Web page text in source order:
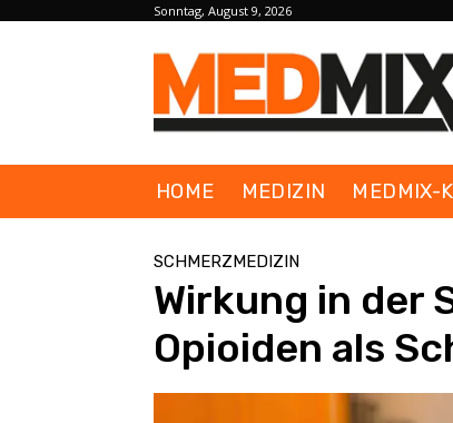
Sonntag, August 9, 2026
HOME MEDIZIN MEDMIX-
SCHMERZMEDIZIN
Wirkung in der
Opioiden als